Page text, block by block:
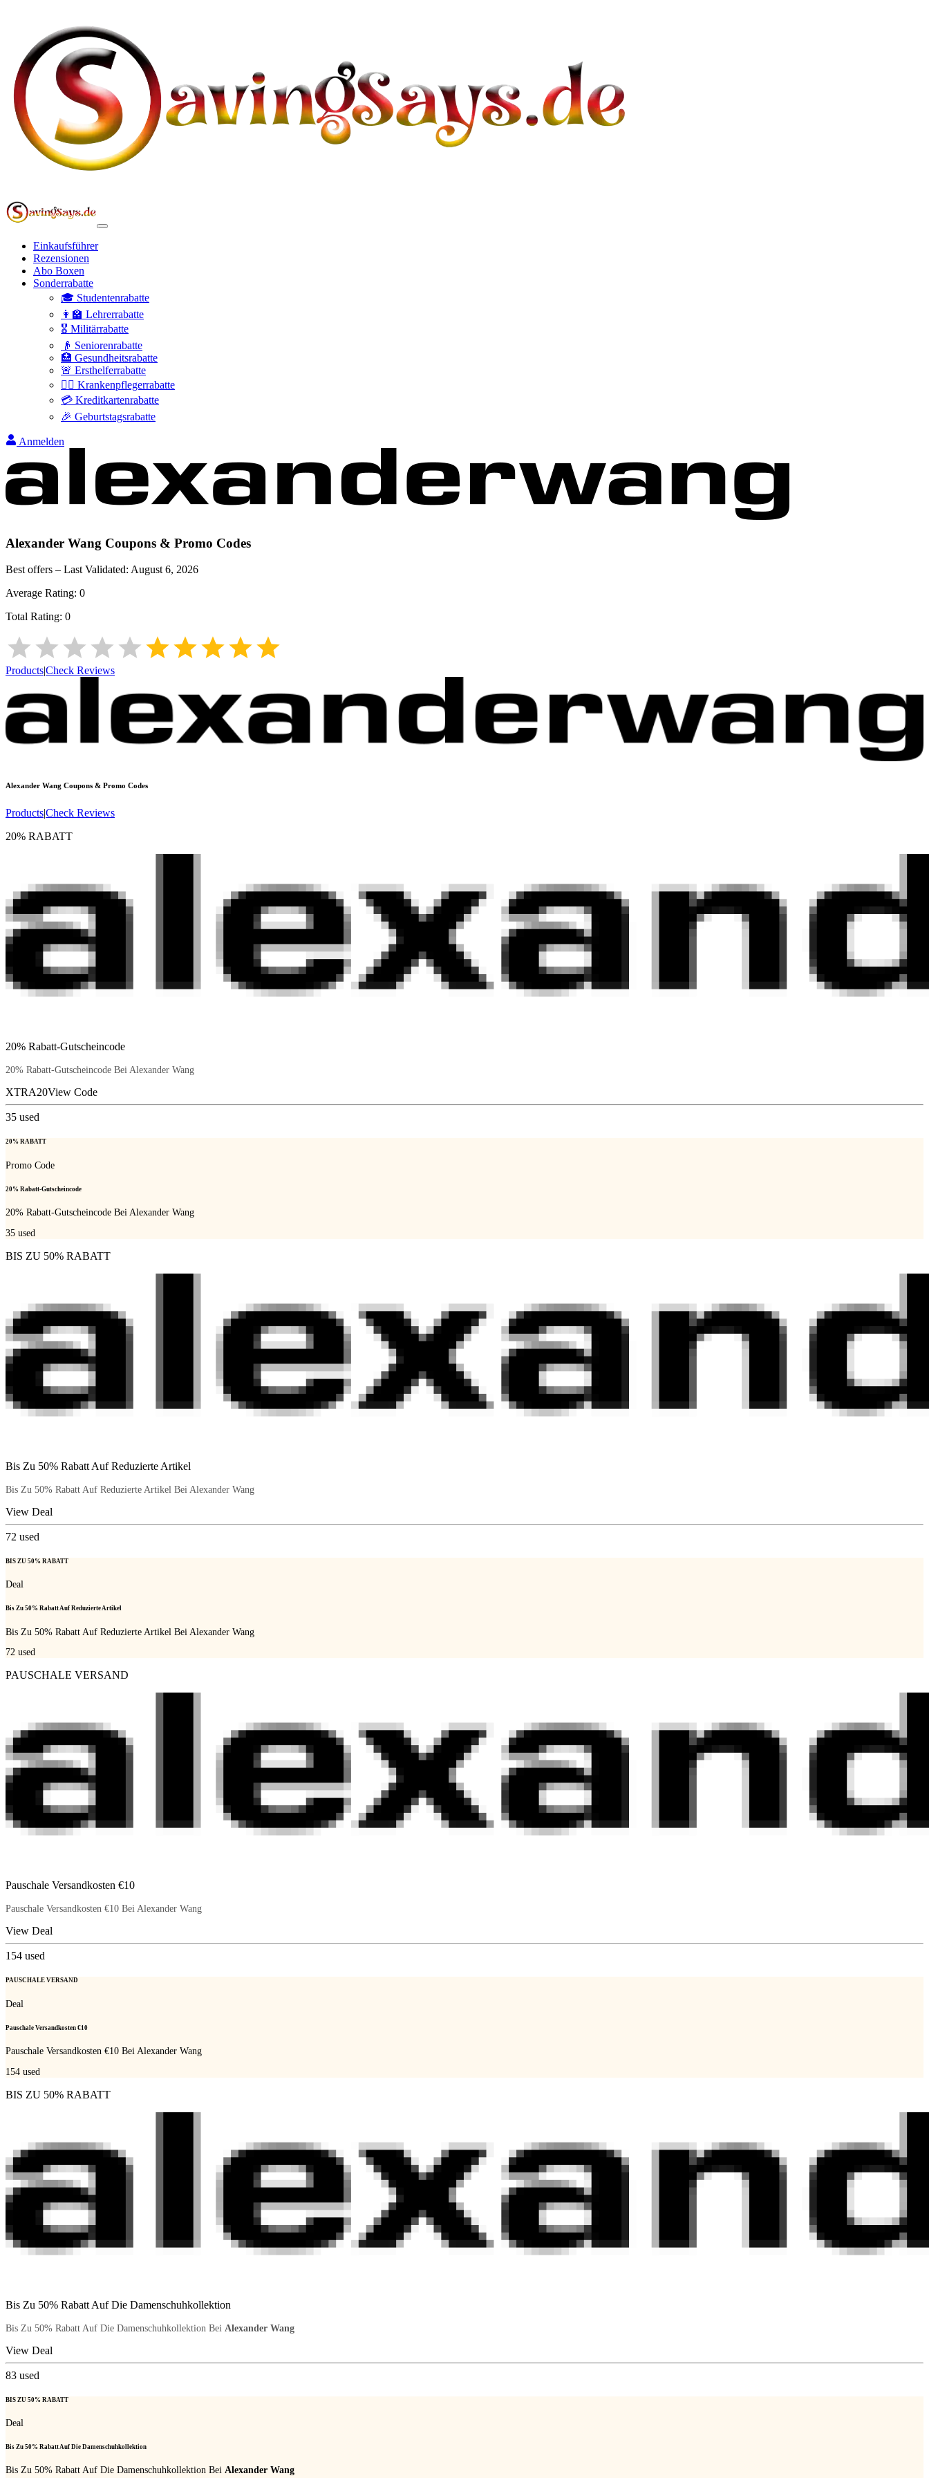
Einkaufsführer
Rezensionen
Abo Boxen
Sonderrabatte
🎓 Studentenrabatte
👩‍🏫 Lehrerrabatte
🎖️ Militärrabatte
👴 Seniorenrabatte
🏥 Gesundheitsrabatte
🚨 Ersthelferrabatte
👩‍⚕️ Krankenpflegerrabatte
💳 Kreditkartenrabatte
🎉 Geburtstagsrabatte
Anmelden
Alexander Wang Coupons & Promo Codes
Best offers – Last Validated: August 6, 2026
Average Rating: 0
Total Rating: 0
Products|Check Reviews
Alexander Wang Coupons & Promo Codes
Products|Check Reviews
20% RABATT
20% Rabatt-Gutscheincode
20% Rabatt-Gutscheincode Bei Alexander Wang
XTRA20View Code
35 used
20% RABATT
Promo Code
20% Rabatt-Gutscheincode
20% Rabatt-Gutscheincode Bei Alexander Wang
35 used
BIS ZU 50% RABATT
Bis Zu 50% Rabatt Auf Reduzierte Artikel
Bis Zu 50% Rabatt Auf Reduzierte Artikel Bei Alexander Wang
View Deal
72 used
BIS ZU 50% RABATT
Deal
Bis Zu 50% Rabatt Auf Reduzierte Artikel
Bis Zu 50% Rabatt Auf Reduzierte Artikel Bei Alexander Wang
72 used
PAUSCHALE VERSAND
Pauschale Versandkosten €10
Pauschale Versandkosten €10 Bei Alexander Wang
View Deal
154 used
PAUSCHALE VERSAND
Deal
Pauschale Versandkosten €10
Pauschale Versandkosten €10 Bei Alexander Wang
154 used
BIS ZU 50% RABATT
Bis Zu 50% Rabatt Auf Die Damenschuhkollektion
Bis Zu 50% Rabatt Auf Die Damenschuhkollektion Bei Alexander Wang
View Deal
83 used
BIS ZU 50% RABATT
Deal
Bis Zu 50% Rabatt Auf Die Damenschuhkollektion
Bis Zu 50% Rabatt Auf Die Damenschuhkollektion Bei Alexander Wang